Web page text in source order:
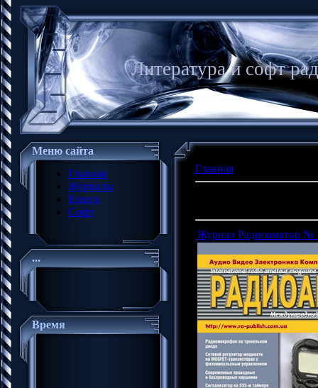
Литература и софт
Меню сайта
Главная
Журналы
Книги
Софт
...
Время
Главная
Журнал Радиоаматор №